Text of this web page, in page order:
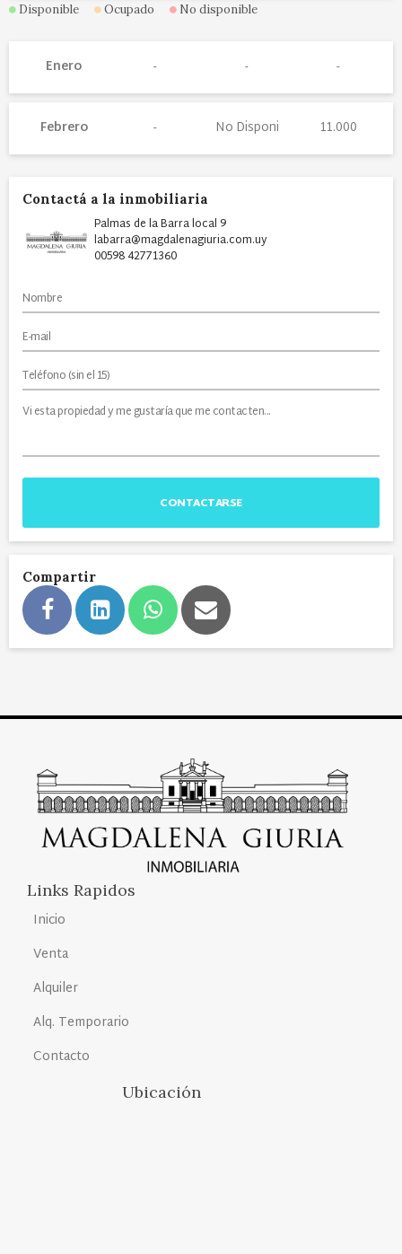
Disponible Ocupado No disponible
Enero
Febrero No Disponi 11.000
Contactá a la inmobiliaria
Palmas de la Barra local 9
labarra@magdalenagiuria.com.uy
00598 42771360
CONTACTARSE
Compartir
Links Rapidos
Inicio
Venta
Alquiler
Alq. Temporario
Contacto
Ubicación